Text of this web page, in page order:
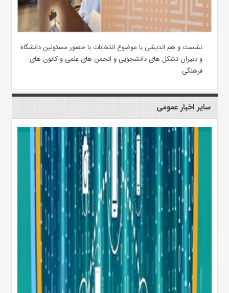
نشست و هم اندیشی با موضوع انتخابات با حضور مسئولین دانشگاه
و دبیران تشکل های دانشجویی و انجمن های علمی و کانون های
فرهنگی
سایر اخبار عمومی